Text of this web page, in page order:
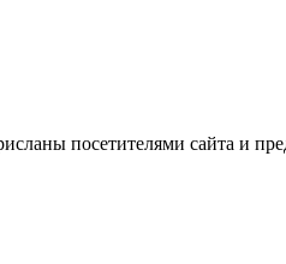
посетителями сайта и